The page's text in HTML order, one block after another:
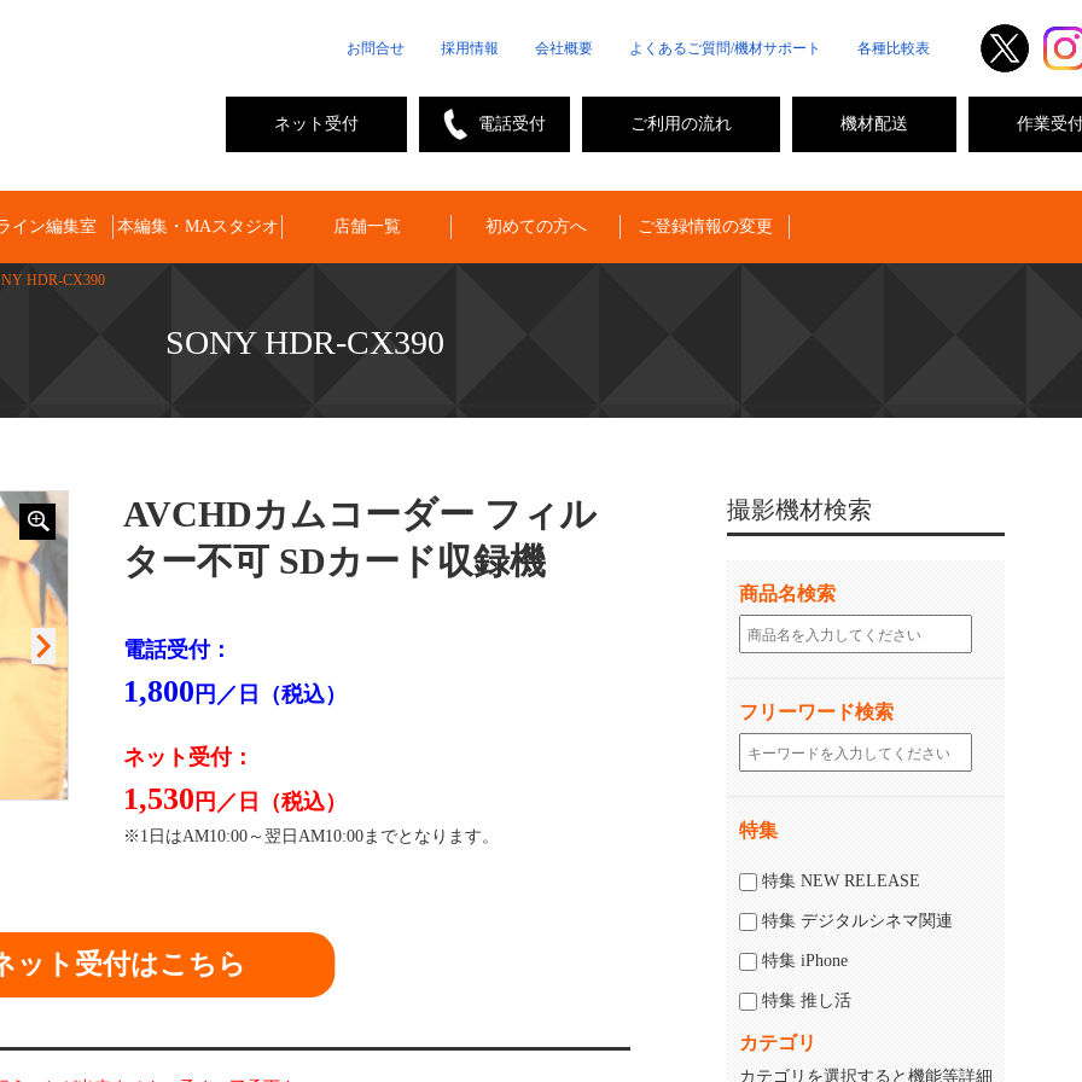
お問合せ 採用情報 会社概要 よくあるご質問/機材サポート 各種比較表
作業受
機材配送
ご利用の流れ
電話受付
ネット受付
イン編集室 本編集・MAスタジオ 店舗一覧 初めての方へ ご登録情報の変更
HDR-CX390
SONY HDR-CX390
AVCHDカムコーダー フィル
ター不可 SDカード収録機
電話受付：
1,800 円／日（税込）
ネット受付：
1,530 円／日（税込）
※1日はAM10:00～翌日AM10:00までとなります。
ット受付はこちら
撮影機材検索
商品名検索
フリーワード検索
特集
特集 NEW RELEASE
特集 デジタルシネマ関連
特集 iPhone
特集 推し活
カテゴリ
カテゴリを選択すると機能等詳細